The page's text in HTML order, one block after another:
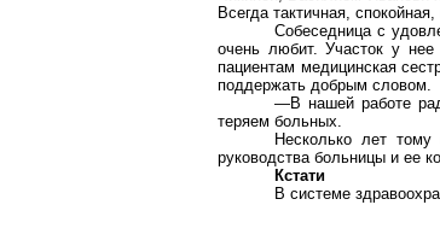
Всегда тактичная,
Собеседница с
очень любит. Участок у
пациентам медицинская
поддержать добрым словом.
—В нашей работе
теряем больных.
Несколько лет
руководства больницы и ее
Кстати
В системе